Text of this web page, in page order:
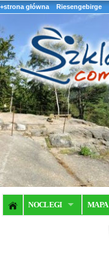
+strona główna Riesengebirge
NOCLEGI MAPA